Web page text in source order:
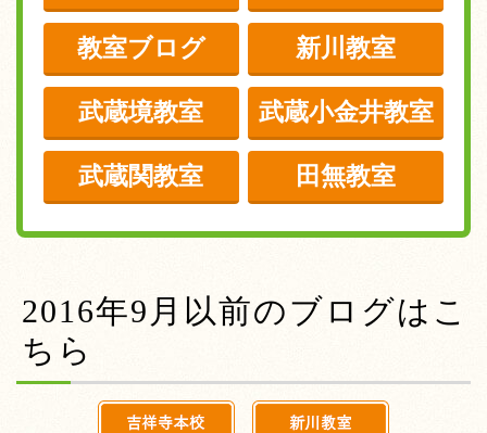
教室ブログ 新川教室
武蔵境教室 武蔵小金井教室
武蔵関教室 田無教室
2016年9月以前のブログはこ
ちら